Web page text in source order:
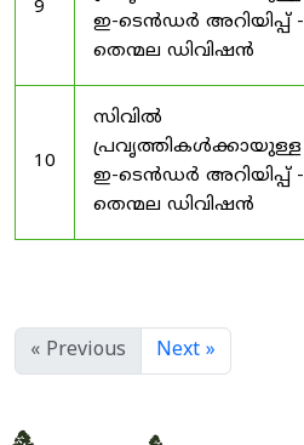
9
ഇ-ടെൻഡർ അറിയിപ്പ് -
തെന്മല ഡിവിഷൻ
10
സിവിൽ
പ്രവൃത്തികൾക്കായുള്ള
ഇ-ടെൻഡർ അറിയിപ്പ് -
തെന്മല ഡിവിഷൻ
« Previous Next »